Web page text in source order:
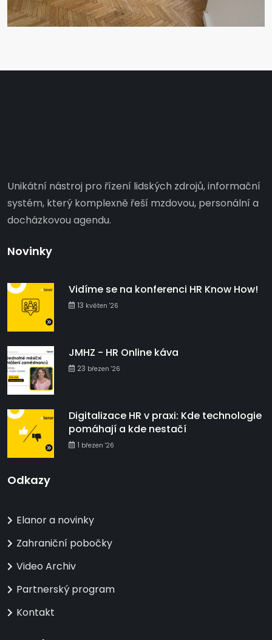
Unikátní nástroj pro řízení lidských zdrojů, informační
systém, který komplexně řeší mzdovou, personální a
docházkovou agendu.
Novinky
Vidíme se na konferenci HR Know How!
13 květen '26
JMHZ - HR Online káva
23 březen '26
Digitalizace HR v praxi: Kde technologie
pomáhají a kde nestačí
1 březen '26
Odkazy
Elanor a novinky
Zahraniční pobočky
Video Archiv
Partnerský program
Kontakt